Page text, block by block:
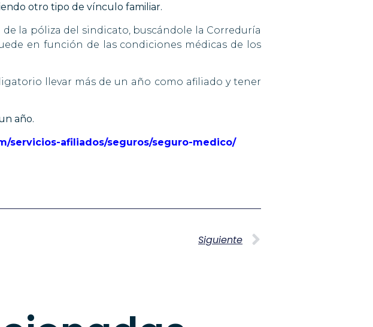
otro tipo de vínculo familiar.
la póliza del sindicato, buscándole la Correduría
en función de las condiciones médicas de los
llevar más de un año como afiliado y tener
año.
servicios-afiliados/seguros/seguro-medico/
Siguiente